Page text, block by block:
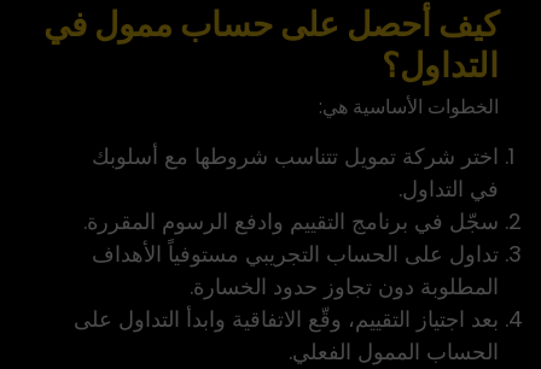
كيف أحصل على حساب ممول في
التداول؟
الخطوات الأساسية هي:
اختر شركة تمويل تتناسب شروطها مع أسلوبك
في التداول.
سجّل في برنامج التقييم وادفع الرسوم المقررة.
تداول على الحساب التجريبي مستوفياً الأهداف
المطلوبة دون تجاوز حدود الخسارة.
بعد اجتياز التقييم، وقّع الاتفاقية وابدأ التداول على
الحساب الممول الفعلي.